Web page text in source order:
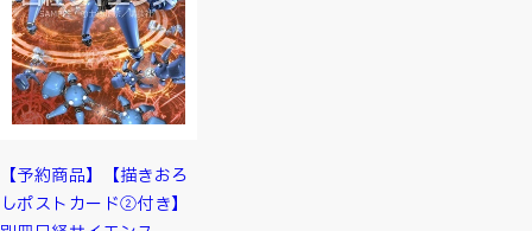
【予約商品】【描きおろ
しポストカード②付き】